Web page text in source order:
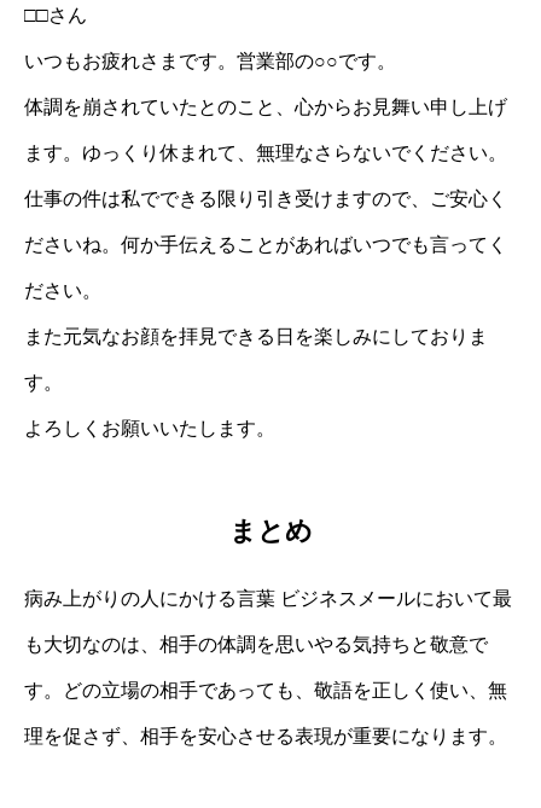
□□さん
いつもお疲れさまです。営業部の○○です。
体調を崩されていたとのこと、心からお見舞い申し上げ
ます。ゆっくり休まれて、無理なさらないでください。
仕事の件は私でできる限り引き受けますので、ご安心く
ださいね。何か手伝えることがあればいつでも言ってく
ださい。
また元気なお顔を拝見できる日を楽しみにしておりま
す。
よろしくお願いいたします。
まとめ
病み上がりの人にかける言葉 ビジネスメールにおいて最
も大切なのは、相手の体調を思いやる気持ちと敬意で
す。どの立場の相手であっても、敬語を正しく使い、無
理を促さず、相手を安心させる表現が重要になります。